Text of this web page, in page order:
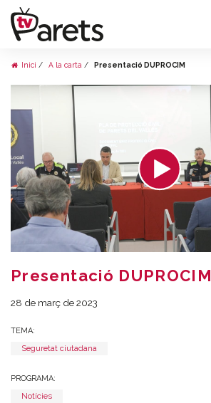
Inici A la carta Presentació DUPROCIM
Presentació DUPROCIM
28 de març de 2023
TEMA:
Seguretat ciutadana
PROGRAMA:
Notícies